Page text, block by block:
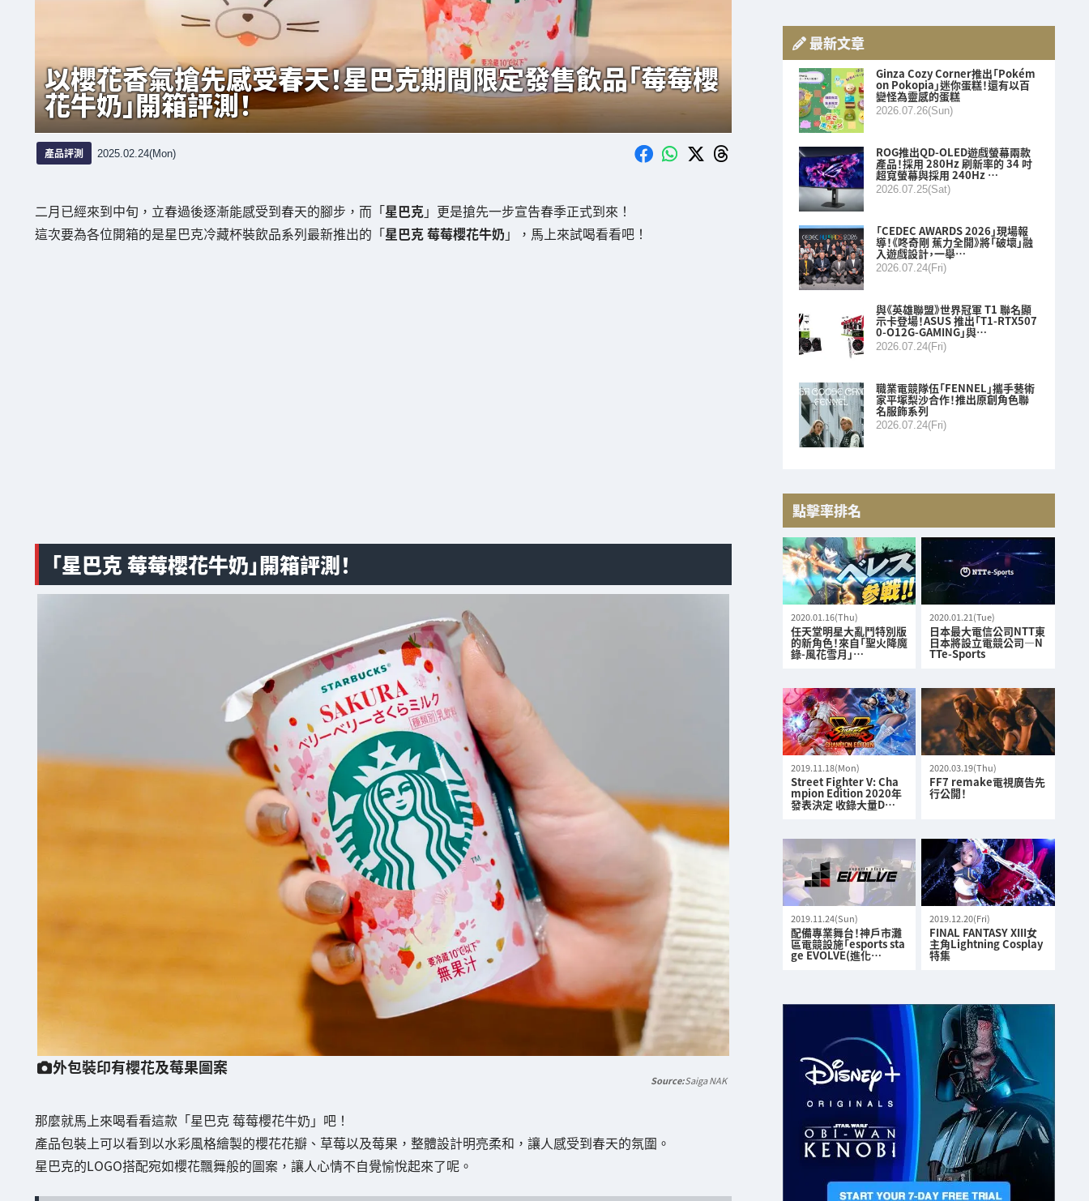
以櫻花香氣搶先感受春天！星巴克期間限定發售飲品「莓莓櫻
花牛奶」開箱評測！
產品評測 2025.02.24(Mon)
二月已經來到中旬，立春過後逐漸能感受到春天的腳步，而「星巴克」更是搶先一步宣告春季正式到來！
這次要為各位開箱的是星巴克冷藏杯裝飲品系列最新推出的「星巴克 莓莓櫻花牛奶 」，馬上來試喝看看吧！
「星巴克 莓莓櫻花牛奶」開箱評測！
外包裝印有櫻花及莓果圖案
Saiga NAK
那麼就馬上來喝看看這款「星巴克 莓莓櫻花牛奶」吧！
產品包裝上可以看到以水彩風格繪製的櫻花花瓣、草莓以及莓果，整體設計明亮柔和，讓人感受到春天的氛圍。
星巴克的LOGO搭配宛如櫻花飄舞般的圖案，讓人心情不自覺愉悅起來了呢。
最新文章
Ginza Cozy Corner推出「Pokém
on Pokopia」迷你蛋糕！還有以百
變怪為靈感的蛋糕
2026.07.26(Sun)
ROG推出QD-OLED遊戲螢幕兩款
產品！採用 280Hz 刷新率的 34 吋
超寬螢幕與採用 240Hz …
2026.07.25(Sat)
「CEDEC AWARDS 2026」現場報
導！《咚奇剛 蕉力全開》將「破壞」融
入遊戲設計，一舉…
2026.07.24(Fri)
與《英雄聯盟》世界冠軍 T1 聯名顯
示卡登場！ASUS 推出「T1-RTX507
0-O12G-GAMING」與…
2026.07.24(Fri)
職業電競隊伍「FENNEL」攜手藝術
家平塚梨沙合作！推出原創角色聯
名服飾系列
2026.07.24(Fri)
點擊率排名
2020.01.16(Thu)
任天堂明星大亂鬥特別版
的新角色！來自「聖火降魔
錄-風花雪月」…
2020.01.21(Tue)
日本最大電信公司NTT東
日本將設立電競公司—N
TTe-Sports
2019.11.18(Mon)
Street Fighter V: Cha
mpion Edition 2020年
發表決定 收錄大量D…
2020.03.19(Thu)
FF7 remake電視廣告先
行公開！
2019.11.24(Sun)
配備專業舞台！神戶市灘
區電競設施「esports sta
ge EVOLVE(進化…
2019.12.20(Fri)
FINAL FANTASY XIII女
主角Lightning Cosplay
特集